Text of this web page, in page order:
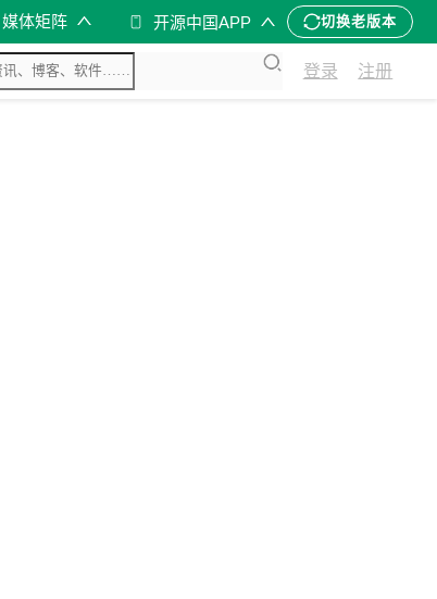
媒体矩阵 开源中国APP 切换老版本
登录 注册